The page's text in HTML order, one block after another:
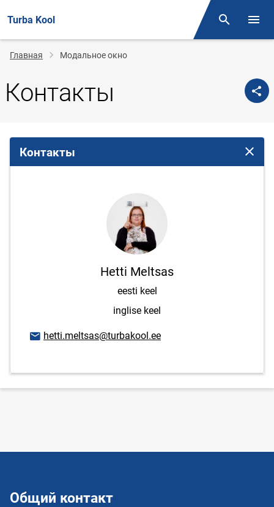
Turba Kool Поиск
Строка
навигации
Главная Модальное окно
Контакты
Контакты
Hetti Meltsas
eesti keel
inglise keel
E-mail адрес
hetti.meltsas@turbakool.ee
Общий контакт